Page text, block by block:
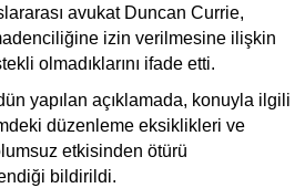
avukat Duncan Currie,
izin verilmesine ilişkin
olmadıklarını ifade etti.
yapılan açıklamada, konuyla ilgili
düzenleme eksiklikleri ve
etkisinden ötürü
bildirildi.